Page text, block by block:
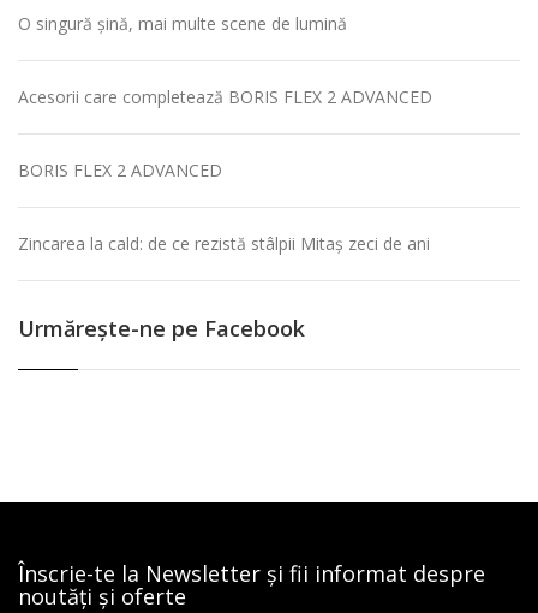
O singură șină, mai multe scene de lumină
Acesorii care completează BORIS FLEX 2 ADVANCED
BORIS FLEX 2 ADVANCED
Zincarea la cald: de ce rezistă stâlpii Mitaș zeci de ani
Urmăreşte-ne pe Facebook
Înscrie-te la Newsletter și fii informat despre
noutăți și oferte